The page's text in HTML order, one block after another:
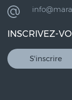
INSCRIVEZ-
S'inscrire